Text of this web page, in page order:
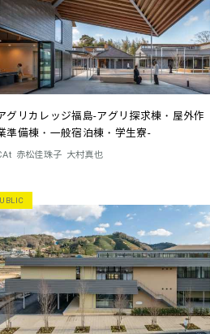
グリカレッジ福島-アグリ探求棟・屋外作
準備棟・一般宿泊棟・学生寮-
赤松佳珠子 大村真也